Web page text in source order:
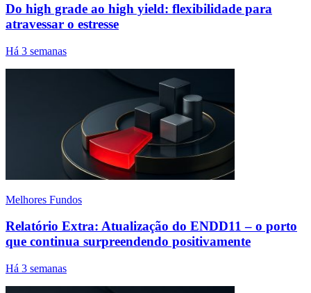
Do high grade ao high yield: flexibilidade para
atravessar o estresse
Há 3 semanas
Melhores Fundos
Relatório Extra: Atualização do ENDD11 – o porto
que continua surpreendendo positivamente
Há 3 semanas